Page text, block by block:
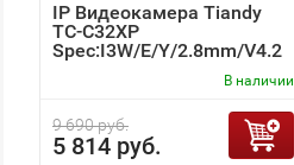
IP Видеокамера Tiandy
TC-C32XP
Spec:I3W/E/Y/2.8mm/V4.2
В наличии
9 690 руб.
5 814 руб.